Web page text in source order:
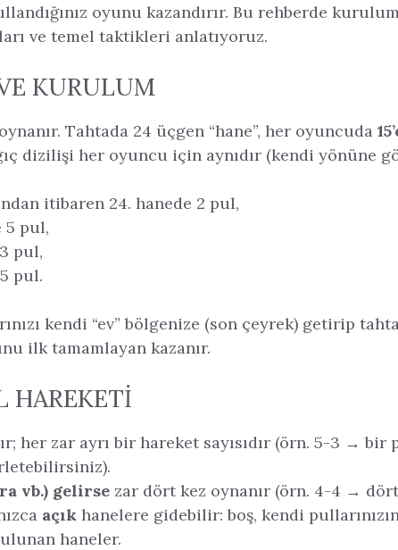
oyunu kazandırır. Bu rehberde
ve temel taktikleri anlatıyoruz.
KURULUM
Tahtada 24 üçgen “hane”, her oyuncuda
dizilişi her oyuncu için aynıdır (kendi yönüne
itibaren 24. hanede 2 pul,
5 pul,
pul,
pul.
kendi “ev” bölgenize (son çeyrek) getirip
ilk tamamlayan kazanır.
HAREKETI
her zar ayrı bir hareket sayısıdır (örn. 5-3 →
vb.) gelirse zar dört kez oynanır (örn. 4-4 → dört
açık hanelere gidebilir: boş, kendi
haneler.